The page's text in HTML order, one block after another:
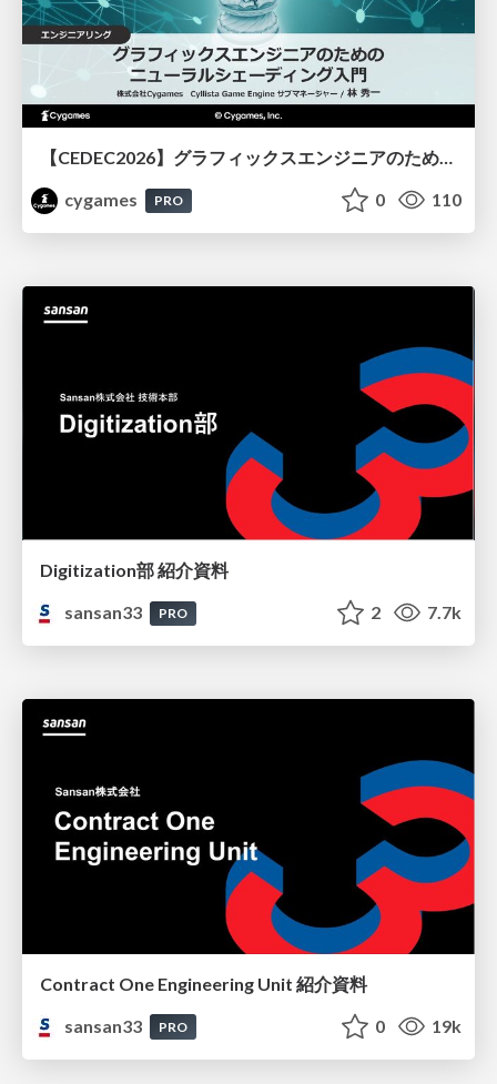
【CEDEC2026】グラフィックスエンジニアのためのニューラルシェーディング入門
cygames
PRO 0 110
Digitization部 紹介資料
sansan33
PRO 2 7.7k
Contract One Engineering Unit 紹介資料
sansan33
PRO 0 19k